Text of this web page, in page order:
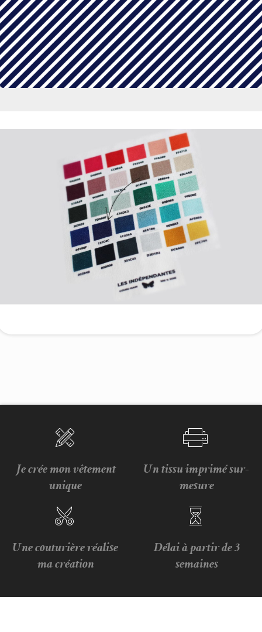
Je crée mon vêtement
unique
Un tissu imprimé sur-
mesure
Une couturière réalise
ma création
Délai à partir de 3
semaines